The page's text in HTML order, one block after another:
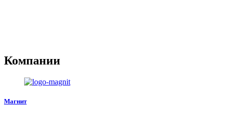
Компании
Магнит